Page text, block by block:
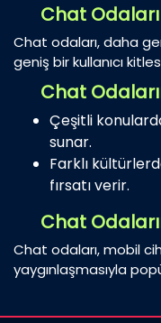
Chat Odaları
Chat odaları, daha
geniş bir kullanıcı
Chat
Çeşitli
sunar.
Farklı
fırsatı verir.
Chat
Chat odaları, mobil
yaygınlaşmasıyla